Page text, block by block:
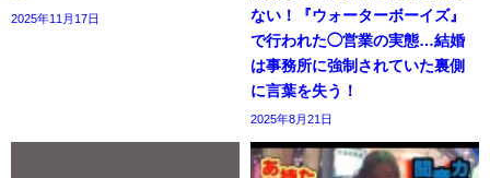
2025年11月17日
ない！『ウォーターボーイズ』
で行われた◯営業の実態…結婚
は事務所に強制されていた裏側
に言葉を失う！
2025年8月21日